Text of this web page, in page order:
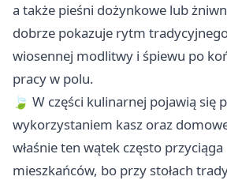
a także pieśni dożynkowe lub
dobrze pokazuje rytm
wiosennej modlitwy i śpiewu po
pracy w polu.
🍃 W części kulinarnej pojawią się
wykorzystaniem kasz oraz
właśnie ten wątek często
mieszkańców, bo przy stołach